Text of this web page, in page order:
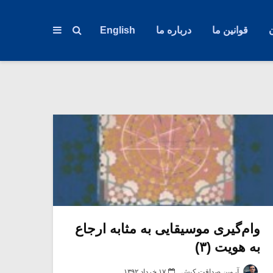
قوانین ما درباره ما English
وام‌گیری موسیقایی به مثابه ارجاع
به هویت (۳)